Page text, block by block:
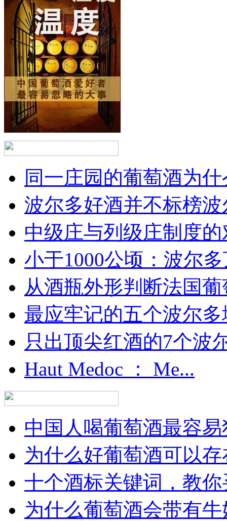
同一庄园的葡萄酒为
波尔多好酒并不标榜
中级庄与列级庄制度
小于1000公顷：波尔
从酒瓶外形判断法国
最应牢记的五个波尔多
只出顶尖红酒的7个波
Haut Medoc ： Me...
中国人喝葡萄酒最容
为什么好葡萄酒可以
十个酒标关键词，教
为什么葡萄酒会带有